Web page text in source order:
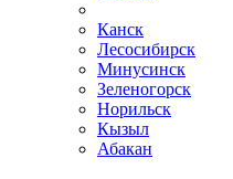
Канск
Лесосибирск
Минусинск
Зеленогорск
Норильск
Кызыл
Абакан